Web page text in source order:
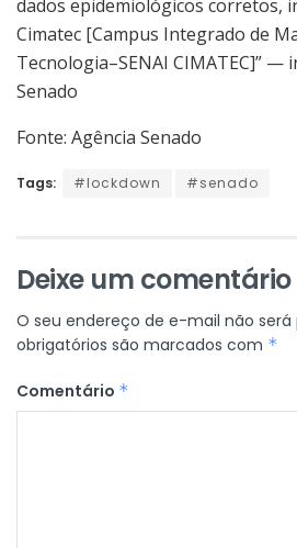
dados epidemiológicos corretos,
Cimatec [Campus Integrado de
Tecnologia–SENAI CIMATEC]” —
Senado
Fonte: Agência Senado
Tags: #lockdown #senado
Deixe um comentário
O seu endereço de e-mail não será
obrigatórios são marcados com *
Comentário *